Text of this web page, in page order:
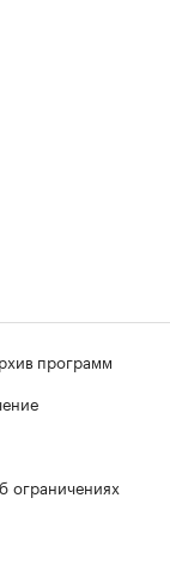
программ
ограничениях